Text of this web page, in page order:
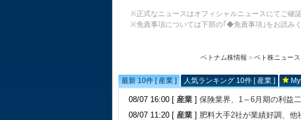
※正式なニュースはオフィシャルニュースにてご確認
※免責事項については下部の｢◆免責事項｣をお読みく
ベトナム株情報 > ベト株ニュース
最新 10件 [ 産業 ] 人気ランキング 10件 [ 産業 ]
08/07 16:00 [ 産業 ] 保険業界、1～6月期の利益
08/07 11:20 [ 産業 ] 肥料大手2社が業績好調、